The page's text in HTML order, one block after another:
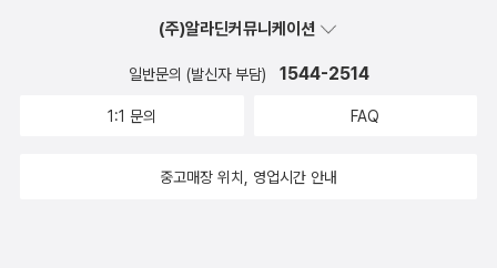
(주)알라딘커뮤니케이션
일반문의 (발신자 부담) 1544-2514
1:1 문의 FAQ
중고매장 위치, 영업시간 안내